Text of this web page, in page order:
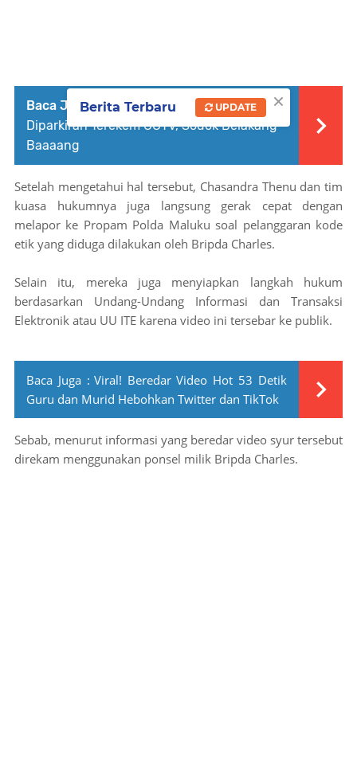
Baca Juga : VIRAL! Video Sejoli Indehoiy
Diparkiran Terekem CCTV, Sodok Belakang
Baaaang
Setelah mengetahui hal tersebut, Chasandra Thenu dan tim
kuasa hukumnya juga langsung gerak cepat dengan
melapor ke Propam Polda Maluku soal pelanggaran kode
etik yang diduga dilakukan oleh Bripda Charles.
Selain itu, mereka juga menyiapkan langkah hukum
berdasarkan Undang-Undang Informasi dan Transaksi
Elektronik atau UU ITE karena video ini tersebar ke publik.
Baca Juga : Viral! Beredar Video Hot 53 Detik
Guru dan Murid Hebohkan Twitter dan TikTok
Sebab, menurut informasi yang beredar video syur tersebut
direkam menggunakan ponsel milik Bripda Charles.
×
Berita Terbaru UPDATE